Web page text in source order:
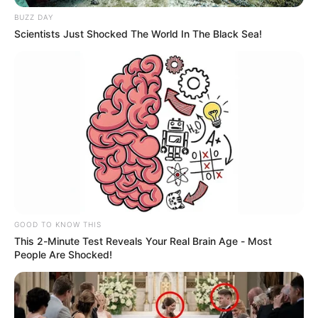
El mandatario local indicó que se estará
maquinaria amarilla para avanzar en la destrucción de
estarán ejecutando de manera conjunta con las
autoridades locales y metropolitanas.
BUZZ DAY
Scientists Just Shocked The World In The Black Sea!
GOOD TO KNOW THIS
This 2-Minute Test Reveals Your Real Brain Age - Most
People Are Shocked!